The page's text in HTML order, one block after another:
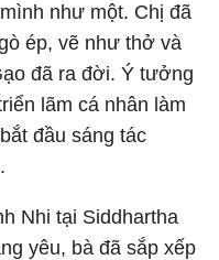
như một. Chị đã
ép, vẽ như thở và
đã ra đời. Ý tưởng
lãm cá nhân làm
đầu sáng tác
Nhi tại Siddhartha
yêu, bà đã sắp xếp